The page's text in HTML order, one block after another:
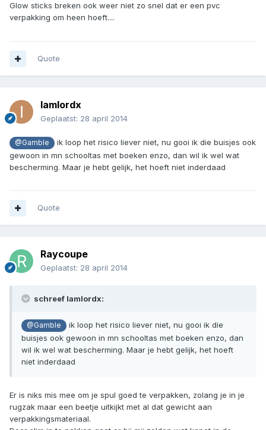
Glow sticks breken ook weer niet zo snel dat er een pvc
verpakking om heen hoeft....
Quote
Iamlordx
Geplaatst: 28 april 2014
@Gamble
ik loop het risico liever niet, nu gooi ik die buisjes ook
gewoon in mn schooltas met boeken enzo, dan wil ik wel wat
bescherming. Maar je hebt gelijk, het hoeft niet inderdaad
Quote
Raycoupe
Geplaatst: 28 april 2014
schreef Iamlordx:
@Gamble
ik loop het risico liever niet, nu gooi ik die
buisjes ook gewoon in mn schooltas met boeken enzo, dan
wil ik wel wat bescherming. Maar je hebt gelijk, het hoeft
niet inderdaad
Er is niks mis mee om je spul goed te verpakken, zolang je in je
rugzak maar een beetje uitkijkt met al dat gewicht aan
verpakkingsmateriaal.